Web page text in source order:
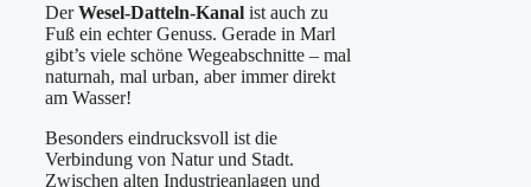
DerWesel-Datteln-Kanal ist auch zu
Fuß ein echter Genuss. Gerade in Marl
gibt’s viele schöne Wegeabschnitte – mal
naturnah, mal urban, aber immer direkt
am Wasser!
Besonders eindrucksvoll ist die
Verbindung von Natur und Stadt.
Zwischen alten Industrieanlagen und